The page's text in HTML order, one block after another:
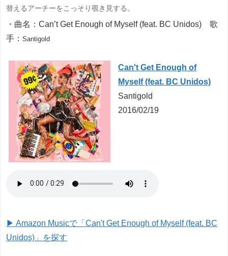
替えるアーチーをこっそり覗き見する。
・曲名：Can’t Get Enough of Myself (feat. BC Unidos) 歌
手：Santigold
Can't Get Enough of
Myself (feat. BC Unidos)
Santigold
2016/02/19
▶ Amazon Musicで「Can't Get Enough of Myself (feat. BC
Unidos)」を探す